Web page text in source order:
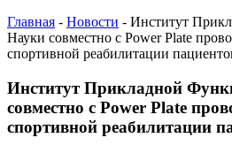
Главная - Новости - Институт
Науки совместно с Power Plate
спортивной реабилитации
Институт Прикладной
совместно с Power Plate
спортивной реабилитации